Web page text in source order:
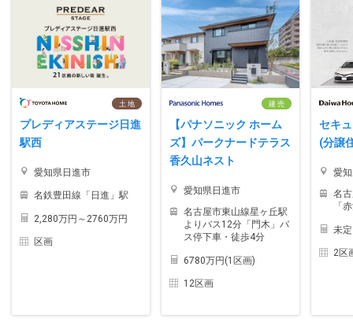
土 地
プレディアステージ日進
駅西
愛知県日進市
名鉄豊田線「日進」駅
2,280万円～2760万円
区画
建 売
【パナソニック ホーム
ズ】パークナードテラス
香久山ネスト
愛知県日進市
名古屋市東山線星ヶ丘駅
よりバス12分「門木」バ
ス停下車・徒歩4分
6780万円(1区画)
12区画
セキ
(分譲
愛
名
「
未定
2区